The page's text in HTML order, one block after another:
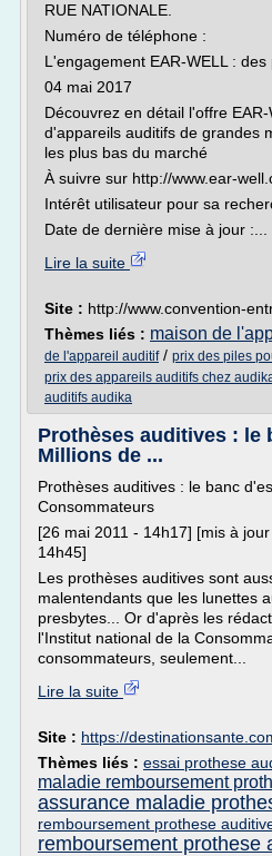
RUE NATIONALE.
Numéro de téléphone :
L'engagement EAR-WELL : des
04 mai 2017
Découvrez en détail l'offre
d'appareils auditifs de grandes
les plus bas du marché
À suivre sur http://www.ear-
Intérêt utilisateur pour sa
Date de dernière mise à jour :...
Lire la suite
Site : http://www.convention-
Thèmes liés : maison de
de l'appareil auditif/ prix des piles
prix des appareils auditifs chez
auditifs audika
Prothèses auditives : le
Millions de ...
Prothèses auditives : le banc
Consommateurs
[26 mai 2011 - 14h17] [mis à
14h45]
Les prothèses auditives sont
malentendants que les lunettes
presbytes... Or d'après les
l'Institut national de la
consommateurs, seulement...
Lire la suite
Site : https://
Thèmes liés : essai prothese
maladie remboursement
assurance maladie
remboursement prothese
remboursement prothese